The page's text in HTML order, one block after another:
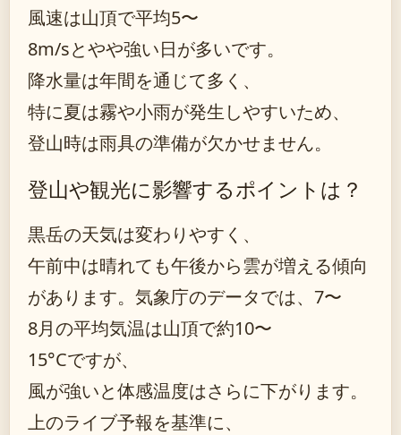
風速は山頂で平均5〜
8m/sとやや強い日が多いです。
降水量は年間を通じて多く、
特に夏は霧や小雨が発生しやすいため、
登山時は雨具の準備が欠かせません。
登山や観光に影響するポイントは？
黒岳の天気は変わりやすく、
午前中は晴れても午後から雲が増える傾向
があります。気象庁のデータでは、7〜
8月の平均気温は山頂で約10〜
15°Cですが、
風が強いと体感温度はさらに下がります。
上のライブ予報を基準に、